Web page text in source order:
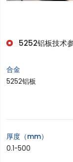
5252铝板技术
合金
5252铝板
厚度（mm）
0.1-500